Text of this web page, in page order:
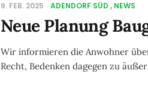
9. FEB. 2025 ADENDORF SÜD NEWS
Neue Planung
Wir informieren die Anwohner
Recht, Bedenken dagegen zu